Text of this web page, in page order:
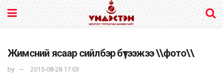
Жимсний ясаар сийлбэр бүтээжээ \\фото\\
by 2015-08-28 17:03